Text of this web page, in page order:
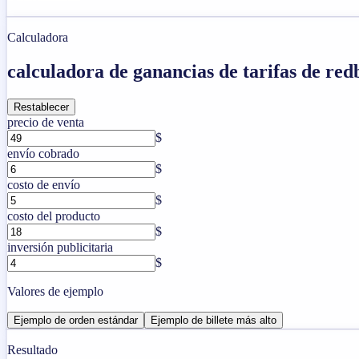
Calculadora
calculadora de ganancias de tarifas de
Restablecer
precio de venta
$
envío cobrado
$
costo de envío
$
costo del producto
$
inversión publicitaria
$
Valores de ejemplo
Ejemplo de orden estándar Ejemplo de billete más alto
Resultado